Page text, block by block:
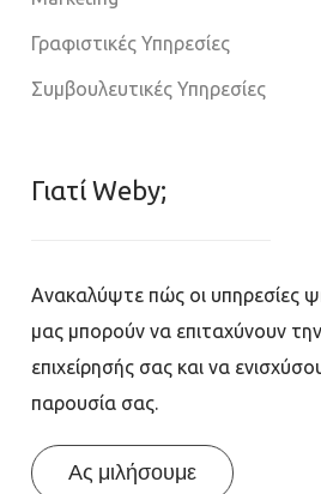
Γραφιστικές Υπηρεσίες
Συμβουλευτικές Υπηρεσίες
Γιατί Weby;
Ανακαλύψτε πώς οι υπηρεσίες
μας μπορούν να επιταχύνουν
επιχείρησής σας και να
παρουσία σας.
Ας μιλήσουμε